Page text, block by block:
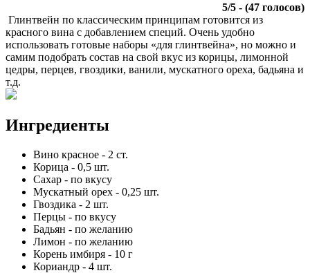
5/5 - (47 голосов)
Глинтвейн по классическим принципам готовится из
красного вина с добавлением специй. Очень удобно
использовать готовые наборы «для глинтвейна», но можно и
самим подобрать состав на свой вкус из корицы, лимонной
цедры, перцев, гвоздики, ванили, мускатного ореха, бадьяна и
т.д.
Ингредиенты
Вино красное - 2 ст.
Корица - 0,5 шт.
Сахар - по вкусу
Мускатный орех - 0,25 шт.
Гвоздика - 2 шт.
Перцы - по вкусу
Бадьян - по желанию
Лимон - по желанию
Корень имбиря - 10 г
Кориандр - 4 шт.